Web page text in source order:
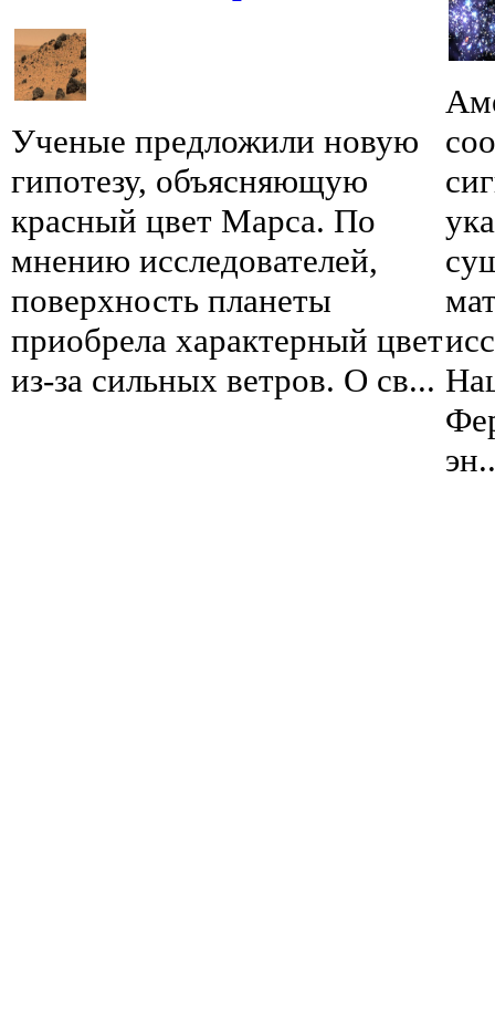
Ученые предложили новую
гипотезу, объясняющую
красный цвет Марса. По
мнению исследователей,
поверхность планеты
приобрела характерный цвет
из-за сильных ветров. О св...